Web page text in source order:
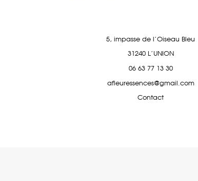
5, impasse de l'Oiseau Bleu
31240 L'UNION
06 63 77 13 30
afleuressences@gmail.com
Contact